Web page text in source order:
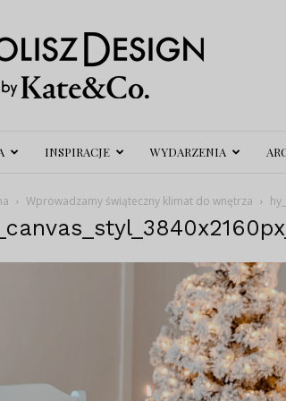
Polisz
Design
INSPIRACJE WYDARZENIA
Wprowadzamy świąteczny klimat do wnętrza